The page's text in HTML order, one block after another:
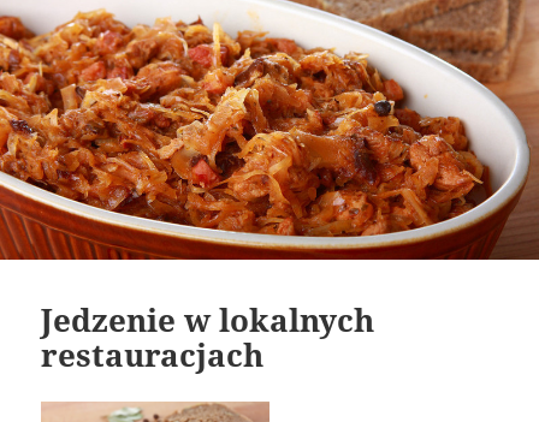
Jedzenie w lokalnych
restauracjach